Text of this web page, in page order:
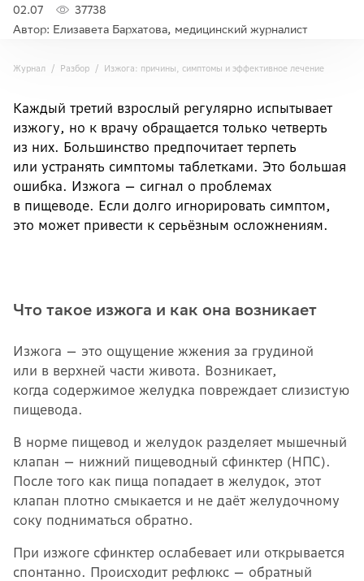
02.07
37738
Автор: Елизавета Бархатова, медицинский журналист
Журнал Разбор Изжога: причины, симптомы и эффективное лечение
Каждый третий взрослый регулярно испытывает
изжогу, но к врачу обращается только четверть
из них. Большинство предпочитает терпеть
или устранять симптомы таблетками. Это большая
ошибка. Изжога — сигнал о проблемах
в пищеводе. Если долго игнорировать симптом,
это может привести к серьёзным осложнениям.
Что такое изжога и как она возникает
Изжога — это ощущение жжения за грудиной
или в верхней части живота. Возникает,
когда содержимое желудка повреждает слизистую
пищевода.
В норме пищевод и желудок разделяет мышечный
клапан — нижний пищеводный сфинктер (НПС).
После того как пища попадает в желудок, этот
клапан плотно смыкается и не даёт желудочному
соку подниматься обратно.
При изжоге сфинктер ослабевает или открывается
спонтанно. Происходит рефлюкс — обратный